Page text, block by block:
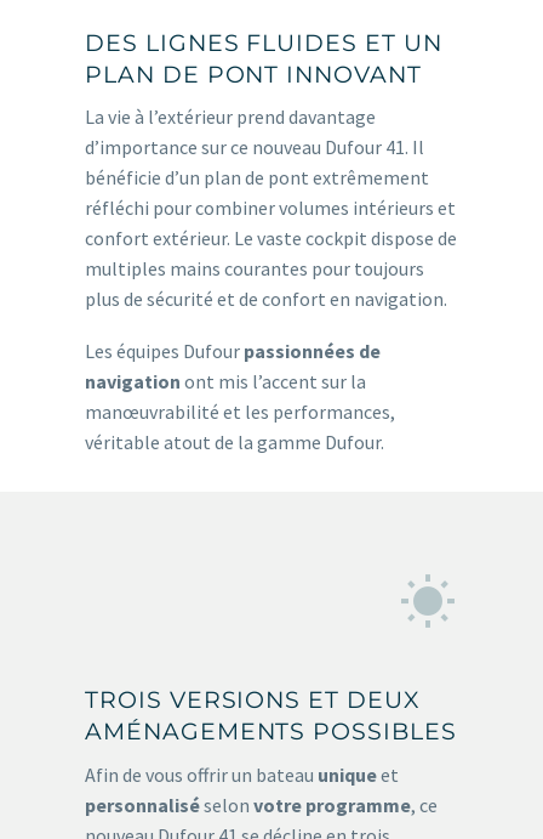
DES LIGNES FLUIDES ET UN
PLAN DE PONT INNOVANT
La vie à l’extérieur prend davantage
d’importance sur ce nouveau Dufour 41. Il
bénéficie d’un plan de pont extrêmement
réfléchi pour combiner volumes intérieurs et
confort extérieur. Le vaste cockpit dispose de
multiples mains courantes pour toujours
plus de sécurité et de confort en navigation.
Les équipes Dufour passionnées de
navigation ont mis l’accent sur la
manœuvrabilité et les performances,
véritable atout de la gamme Dufour.


TROIS VERSIONS ET DEUX
AMÉNAGEMENTS POSSIBLES
Afin de vous offrir un bateau uniqueet
personnaliséselon votre programme, ce